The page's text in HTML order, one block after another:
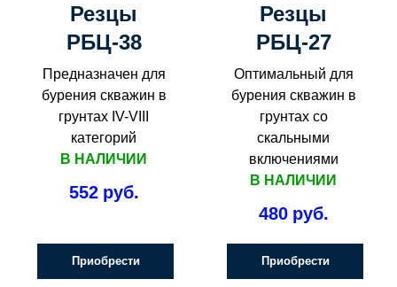
Резцы
РБЦ-38
Предназначен для
бурения скважин в
грунтах IV-VIII
категорий
В НАЛИЧИИ
552 руб.
Приобрести
Резцы
РБЦ-27
Оптимальный для
бурения скважин в
грунтах со
скальными
включениями
В НАЛИЧИИ
480 руб.
Приобрести